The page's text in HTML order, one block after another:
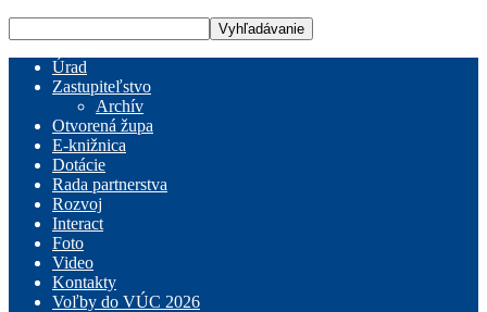
Úrad
Zastupiteľstvo
Archív
Otvorená župa
E-knižnica
Dotácie
Rada partnerstva
Rozvoj
Interact
Foto
Video
Kontakty
Voľby do VÚC 2026